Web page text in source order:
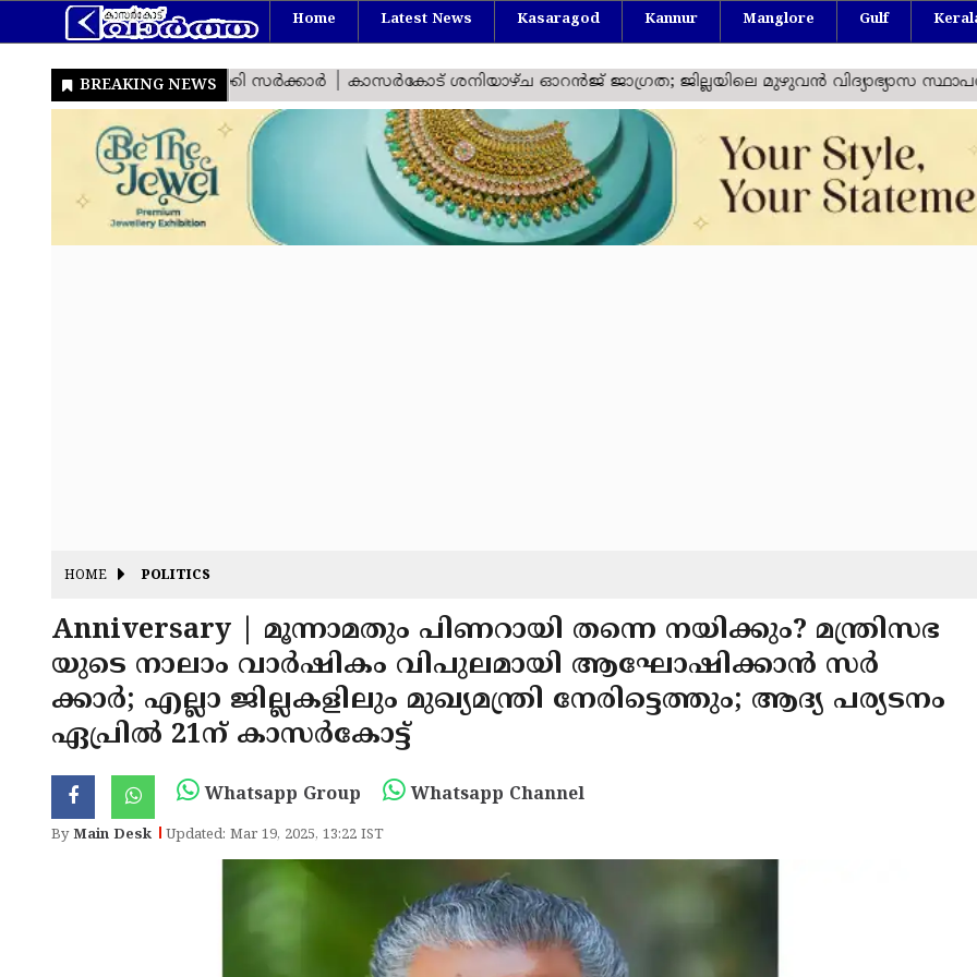
Home Latest News Kasaragod Kannur Manglore Gulf
HOME POLITICS
Anniversary | മൂന്നാമതും പിണറായി തന്നെ നയിക്കും? മന്ത്രിസഭ
യുടെ നാലാം വാർഷികം വിപുലമായി ആഘോഷിക്കാൻ സർ
ക്കാർ; എല്ലാ ജില്ലകളിലും മുഖ്യമന്ത്രി നേരിട്ടെത്തും; ആദ്യ പര്യടനം
ഏപ്രിൽ 21ന് കാസർകോട്ട്
Whatsapp Group Whatsapp Channel
ByMain Desk Updated: Mar 19, 2025, 13:22 IST